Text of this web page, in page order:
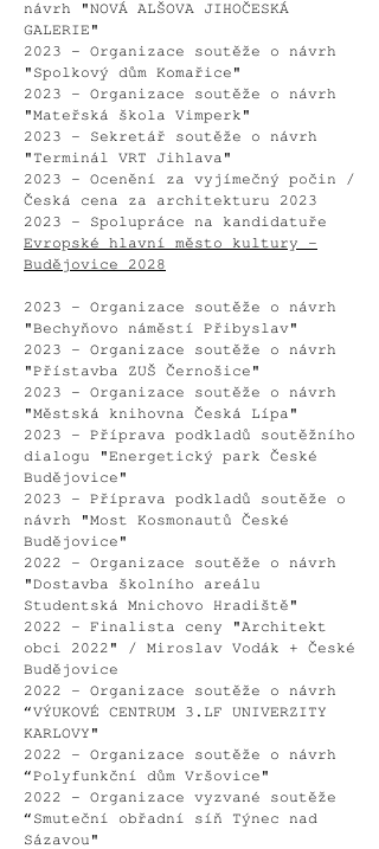
návrh "NOVÁ ALŠOVA JIHOČESKÁ
GALERIE"
2023 - Organizace soutěže o návrh
"Spolkový dům Komařice"
2023 - Organizace soutěže o návrh
"Mateřská škola Vimperk"
2023 - Sekretář soutěže o návrh
"Terminál VRT Jihlava"
2023 - Ocenění za vyjímečný počin /
Česká cena za architekturu 2023
2023 - Spolupráce na kandidatuře
Evropské hlavní město kultury -
Budějovice 2028
2023 - Organizace soutěže o návrh
"Bechyňovo náměstí Přibyslav"
2023 - Organizace soutěže o návrh
"Přístavba ZUŠ Černošice"
2023 - Organizace soutěže o návrh
"Městská knihovna Česká Lípa"
2023 - Příprava podkladů soutěžního
dialogu "Energetický park České
Budějovice"
2023 - Příprava podkladů soutěže o
návrh "Most Kosmonautů České
Budějovice"
2022 - Organizace soutěže o návrh
"Dostavba školního areálu
Studentská Mnichovo Hradiště"
2022 - Finalista ceny "Architekt
obci 2022" / Miroslav Vodák + České
Budějovice
2022 - Organizace soutěže o návrh
“VÝUKOVÉ CENTRUM 3.LF UNIVERZITY
KARLOVY"
2022 - Organizace soutěže o návrh
“Polyfunkční dům Vršovice"
2022 - Organizace vyzvané soutěže
“Smuteční obřadní síň Týnec nad
Sázavou"